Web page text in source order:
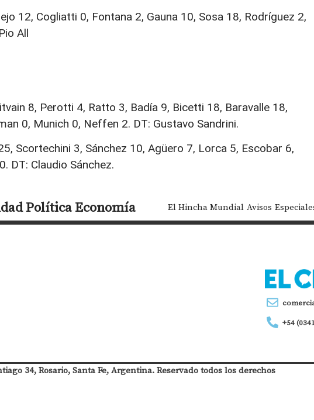
12, Cogliatti 0, Fontana 2, Gauna 10, Sosa 18, Rodríguez 2,
All
8, Perotti 4, Ratto 3, Badía 9, Bicetti 18, Baravalle 18,
0, Munich 0, Neffen 2. DT: Gustavo Sandrini.
Scortechini 3, Sánchez 10, Agüero 7, Lorca 5, Escobar 6,
DT: Claudio Sánchez.
PolíticaEconomía El Hincha Mundial Avisos
+54
34, Rosario, Santa Fe, Argentina. Reservado todos los derechos